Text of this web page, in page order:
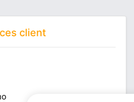
client